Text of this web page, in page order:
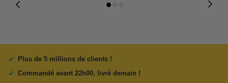
Plus de 5 millions de clients !
Commandé avant 22h00, livré demain !